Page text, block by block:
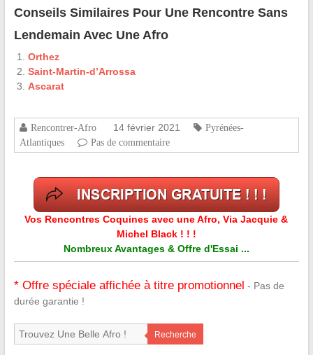
Conseils Similaires Pour Une Rencontre Sans
Lendemain Avec Une Afro
Orthez
Saint-Martin-d’Arrossa
Ascarat
Rencontrer-Afro 14 février 2021
Pyrénées-
Atlantiques
Pas de commentaire
Vos Rencontres Coquines avec une Afro, Via Jacquie &
Michel Black ! ! !
Nombreux Avantages & Offre d'Essai ...
* Offre spéciale affichée à titre promotionnel - Pas de
durée garantie !
Recherche